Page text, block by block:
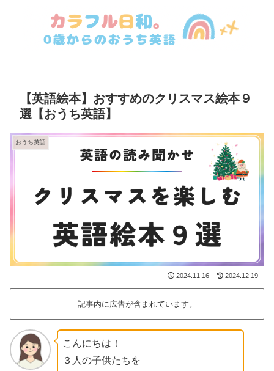
【英語絵本】おすすめのクリスマス絵本９
選【おうち英語】
おうち英語
2024.11.16 2024.12.19
記事内に広告が含まれています。
こんにちは！
３人の子供たちを